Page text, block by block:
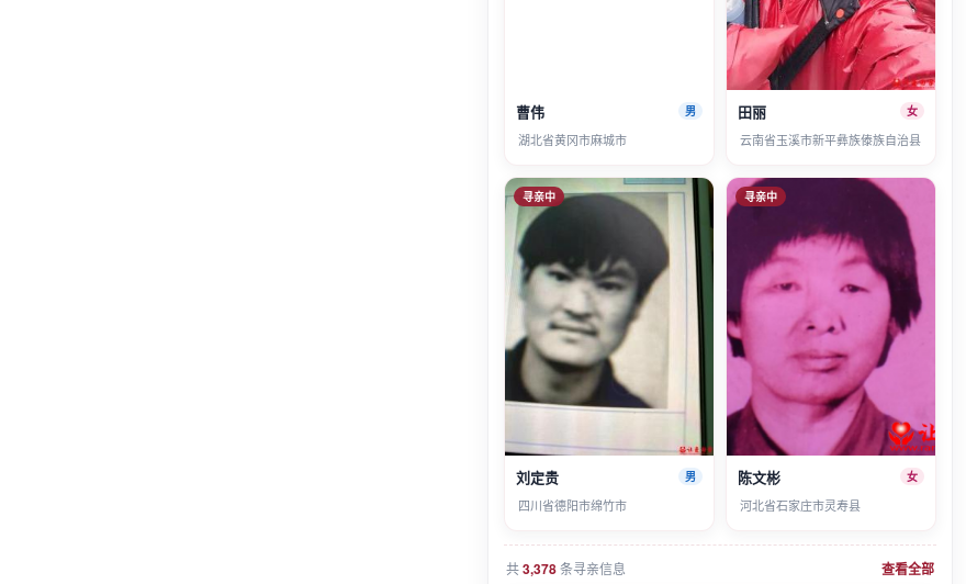
曹伟 男
湖北省黄冈市麻城市
田丽 女
云南省玉溪市新平彝族傣族自治县
寻亲中
刘定贵 男
四川省德阳市绵竹市
寻亲中
陈文彬 女
河北省石家庄市灵寿县
共3,378条寻亲信息 查看全部